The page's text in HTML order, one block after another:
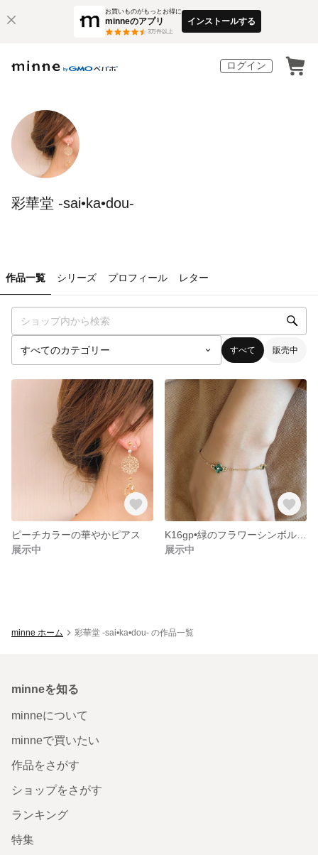
お買いものがもっとお得に
minneのアプリ
3万件以上
インストールする
ログイン
彩華堂 -sai•ka•dou-
作品一覧 シリーズ プロフィール レター
すべて 販売中
ピーチカラーの華やかピアス
展示中
展示中
minne ホーム 彩華堂 -sai•ka•dou- の作品一覧
minneを知る
minneについて
minneで買いたい
作品をさがす
ショップをさがす
ランキング
特集